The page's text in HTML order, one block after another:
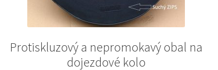
Protiskluzový a nepromokavý obal na
dojezdové kolo